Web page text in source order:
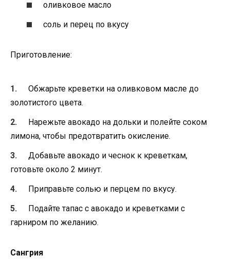
оливковое масло
соль и перец по вкусу
Приготовление:
Обжарьте креветки на оливковом масле до
золотистого цвета.
Нарежьте авокадо на дольки и полейте соком
лимона, чтобы предотвратить окисление.
Добавьте авокадо и чеснок к креветкам,
готовьте около 2 минут.
Приправьте солью и перцем по вкусу.
Подайте тапас с авокадо и креветками с
гарниром по желанию.
Сангрия